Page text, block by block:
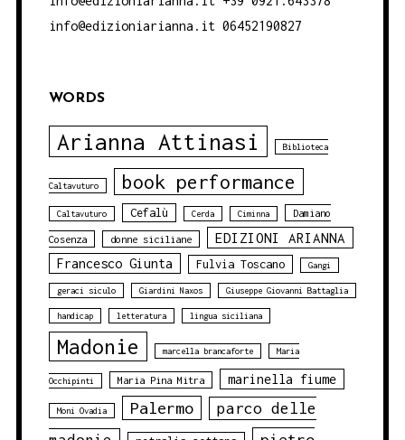
info@edizioniarianna.it 06452190827
WORDS
Arianna Attinasi Biblioteca
Caltavuturo book performance
Caltavuturo Cefalù Cerda Ciminna Damiano
Cosenza donne siciliane EDIZIONI ARIANNA
Francesco Giunta Fulvia Toscano Gangi
geraci siculo Giardini Naxos Giuseppe Giovanni Battaglia
handicap letteratura lingua siciliana
Madonie marcella brancaforte Maria
Occhipinti Maria Pina Mitra marinella fiume
Moni Ovadia Palermo
parco delle